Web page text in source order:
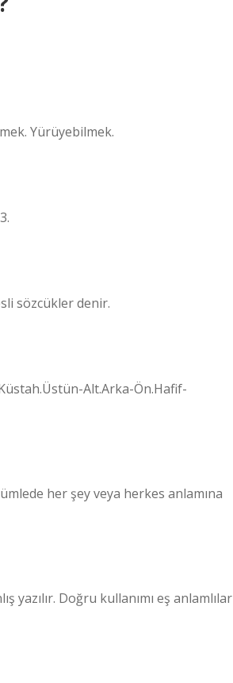
Yürüyebilmek.
sözcükler denir.
Alt.Arka-Ön.Hafif-
her şey veya herkes anlamına
yazılır. Doğru kullanımı eş anlamlılar